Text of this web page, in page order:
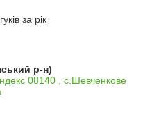
за рік
р-н)
08140 , с.Шевченкове